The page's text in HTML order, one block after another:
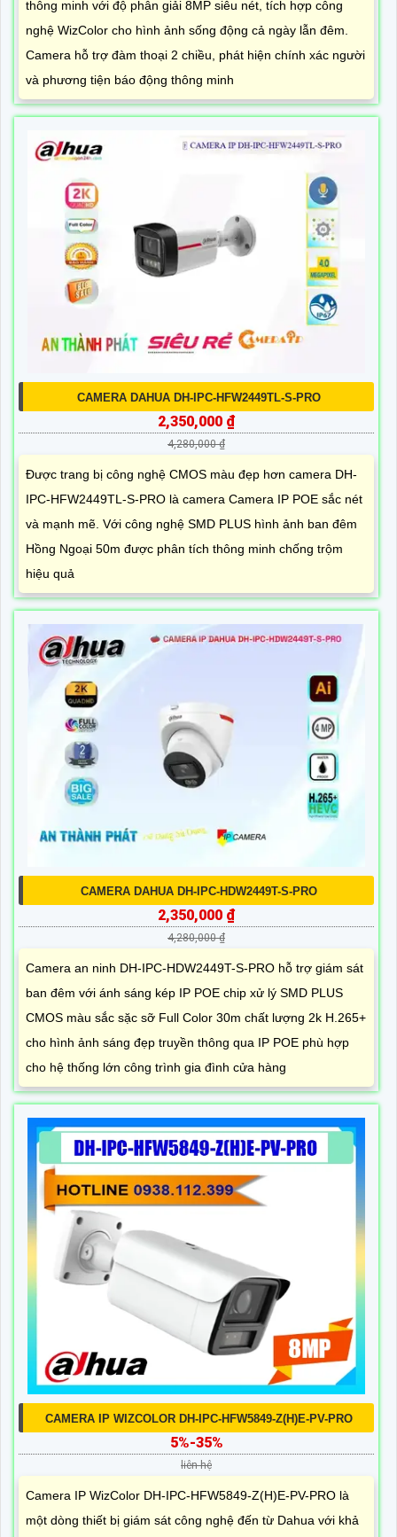
thông minh với độ phân giải 8MP siêu nét, tích hợp công
nghệ WizColor cho hình ảnh sống động cả ngày lẫn đêm.
Camera hỗ trợ đàm thoại 2 chiều, phát hiện chính xác người
và phương tiện báo động thông minh
CAMERA DAHUA DH-IPC-HFW2449TL-S-PRO
2,350,000 ₫
4,280,000 ₫
Được trang bị công nghệ CMOS màu đẹp hơn camera DH-
IPC-HFW2449TL-S-PRO là camera Camera IP POE sắc nét
và mạnh mẽ. Với công nghệ SMD PLUS hình ảnh ban đêm
Hồng Ngoại 50m được phân tích thông minh chống trộm
hiệu quả
CAMERA DAHUA DH-IPC-HDW2449T-S-PRO
2,350,000 ₫
4,280,000 ₫
Camera an ninh DH-IPC-HDW2449T-S-PRO hỗ trợ giám sát
ban đêm với ánh sáng kép IP POE chip xử lý SMD PLUS
CMOS màu sắc sặc sỡ Full Color 30m chất lượng 2k H.265+
cho hình ảnh sáng đẹp truyền thông qua IP POE phù hợp
cho hệ thống lớn công trình gia đình cửa hàng
CAMERA IP WIZCOLOR DH-IPC-HFW5849-Z(H)E-PV-PRO
5%-35%
liên hệ
Camera IP WizColor DH-IPC-HFW5849-Z(H)E-PV-PRO là
một dòng thiết bị giám sát công nghệ đến từ Dahua với khả